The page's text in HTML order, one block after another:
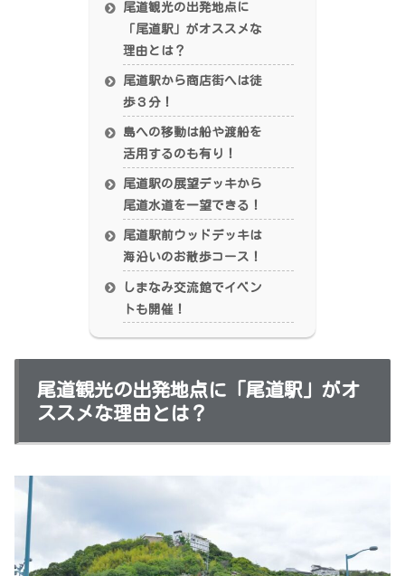
尾道観光の出発地点に
「尾道駅」がオススメな
理由とは？
尾道駅から商店街へは徒
歩３分！
島への移動は船や渡船を
活用するのも有り！
尾道駅の展望デッキから
尾道水道を一望できる！
尾道駅前ウッドデッキは
海沿いのお散歩コース！
しまなみ交流館でイベン
トも開催！
尾道観光の出発地点に「尾道駅」がオ
ススメな理由とは？